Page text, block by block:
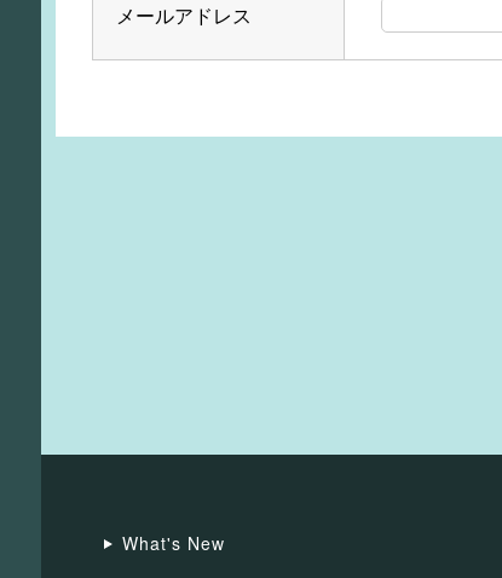
メールアドレス
What's New